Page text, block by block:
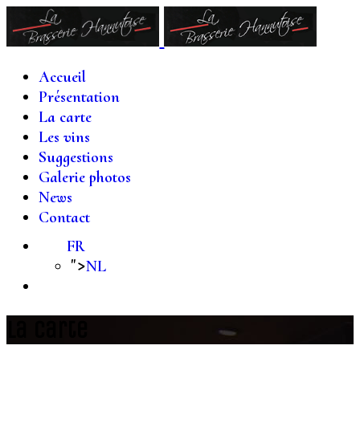
Accueil
Présentation
La carte
Les vins
Suggestions
Galerie photos
News
Contact
FR
">NL